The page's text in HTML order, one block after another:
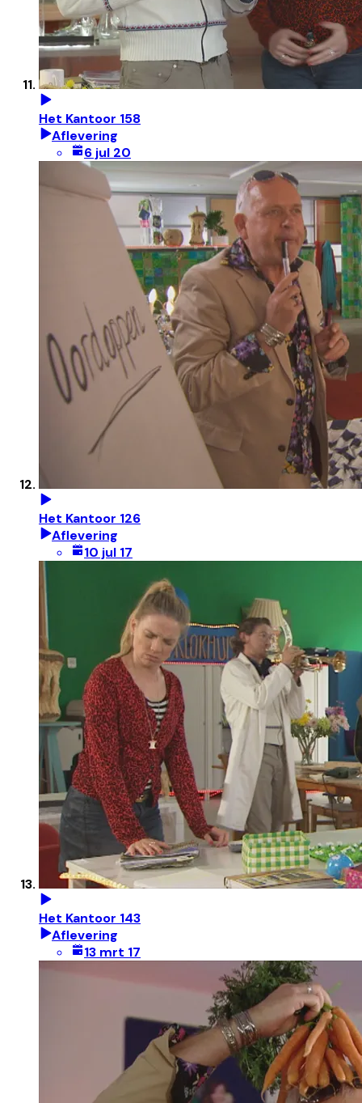
Het Kantoor 158
Aflevering
6 jul 20
Het Kantoor 126
Aflevering
10 jul 17
Het Kantoor 143
Aflevering
13 mrt 17